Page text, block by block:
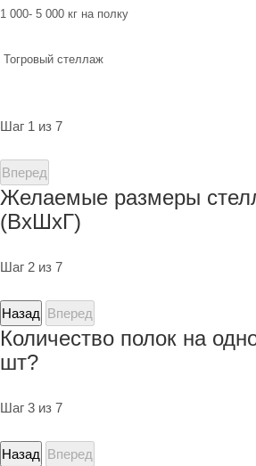
1 000- 5 000 кг на полку
Тогровый стеллаж
Шаг 1 из 7
Вперед
Желаемые размеры
(ВхШхГ)
Шаг 2 из 7
Назад Вперед
Количество полок на
шт?
Шаг 3 из 7
Назад Вперед